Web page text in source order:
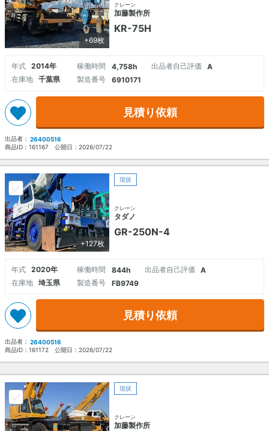
+69枚
クレーン
加藤製作所
KR-75H
年式 2014年 稼働時間 4,758h 出品者自己評価
A
在庫地
千葉県 製造番号 6910171
見積り依頼
出品者： 26400516
商品ID： 161167 公開日： 2026/07/22
+127枚
現状
クレーン
タダノ
GR-250N-4
年式 2020年 稼働時間 844h 出品者自己評価
A
在庫地
埼玉県 製造番号 FB9749
見積り依頼
出品者： 26400516
商品ID： 161172 公開日： 2026/07/22
現状
クレーン
加藤製作所